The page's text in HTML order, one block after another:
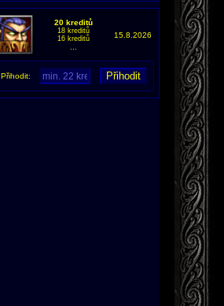
20 kreditů
18 kreditů
16 kreditů
15.8.2026
Přihodit: